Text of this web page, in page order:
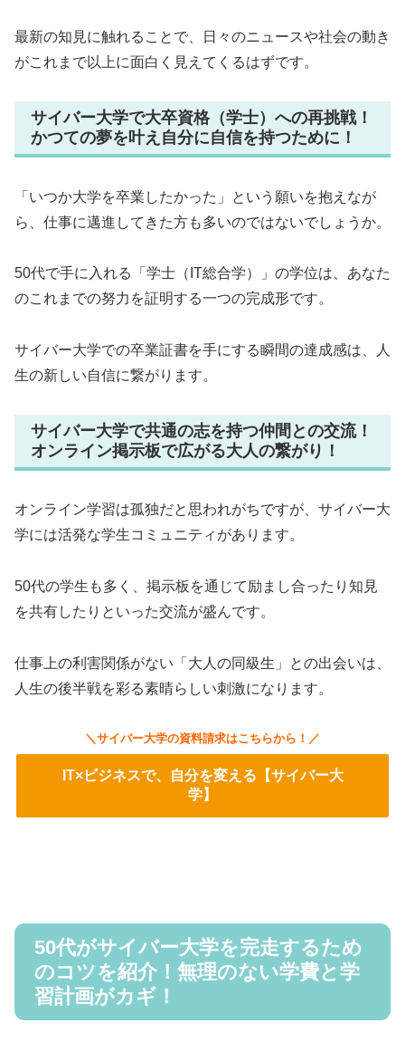
最新の知見に触れることで、日々のニュースや社会の動き
がこれまで以上に面白く見えてくるはずです。
サイバー大学で大卒資格（学士）への再挑戦！
かつての夢を叶え自分に自信を持つために！
「いつか大学を卒業したかった」という願いを抱えなが
ら、仕事に邁進してきた方も多いのではないでしょうか。
50代で手に入れる「学士（IT総合学）」の学位は、あなた
のこれまでの努力を証明する一つの完成形です。
サイバー大学での卒業証書を手にする瞬間の達成感は、人
生の新しい自信に繋がります。
サイバー大学で共通の志を持つ仲間との交流！
オンライン掲示板で広がる大人の繋がり！
オンライン学習は孤独だと思われがちですが、サイバー大
学には活発な学生コミュニティがあります。
50代の学生も多く、掲示板を通じて励まし合ったり知見
を共有したりといった交流が盛んです。
仕事上の利害関係がない「大人の同級生」との出会いは、
人生の後半戦を彩る素晴らしい刺激になります。
＼サイバー大学の資料請求はこちらから！／
IT×ビジネスで、自分を変える【サイバー大
学】
50代がサイバー大学を完走するため
のコツを紹介！無理のない学費と学
習計画がカギ！